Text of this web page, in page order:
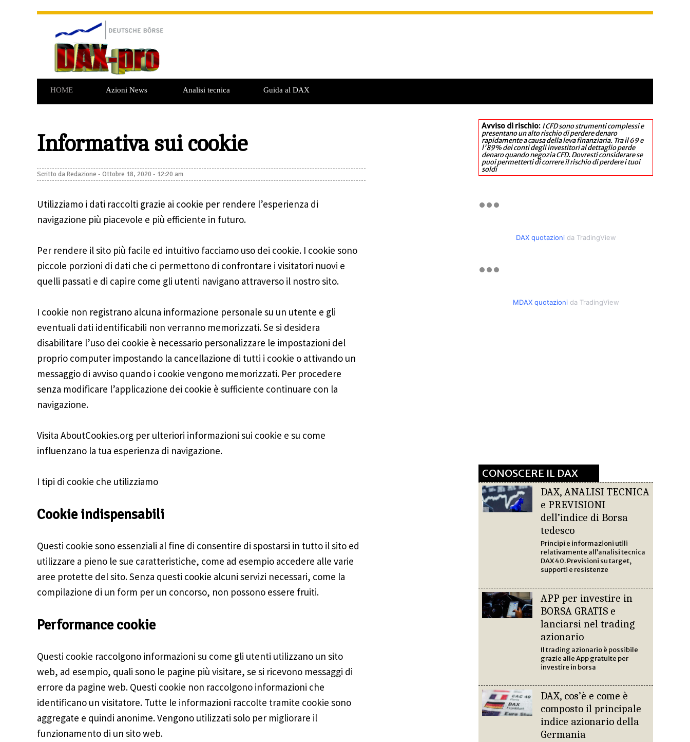
HOME Azioni News Analisi tecnica Guida al DAX
Informativa sui cookie
Scritto daRedazione - Ottobre 18, 2020 - 12:20 am
Utilizziamo i dati raccolti grazie ai cookie per rendere l’esperienza di
navigazione più piacevole e più efficiente in futuro.
Per rendere il sito più facile ed intuitivo facciamo uso dei cookie. I cookie sono
piccole porzioni di dati che ci permettono di confrontare i visitatori nuovi e
quelli passati e di capire come gli utenti navigano attraverso il nostro sito.
I cookie non registrano alcuna informazione personale su un utente e gli
eventuali dati identificabili non verranno memorizzati. Se si desidera
disabilitare l’uso dei cookie è necessario personalizzare le impostazioni del
proprio computer impostando la cancellazione di tutti i cookie o attivando un
messaggio di avviso quando i cookie vengono memorizzati. Per procedere
senza modificare l’applicazione dei cookie è sufficiente continuare con la
navigazione.
Visita AboutCookies.org per ulteriori informazioni sui cookie e su come
influenzano la tua esperienza di navigazione.
I tipi di cookie che utilizziamo
Cookie indispensabili
Questi cookie sono essenziali al fine di consentire di spostarsi in tutto il sito ed
utilizzare a pieno le sue caratteristiche, come ad esempio accedere alle varie
aree protette del sito. Senza questi cookie alcuni servizi necessari, come la
compilazione di un form per un concorso, non possono essere fruiti.
Performance cookie
Questi cookie raccolgono informazioni su come gli utenti utilizzano un sito
web, ad esempio, quali sono le pagine più visitare, se si ricevono messaggi di
errore da pagine web. Questi cookie non raccolgono informazioni che
identificano un visitatore. Tutte le informazioni raccolte tramite cookie sono
aggregate e quindi anonime. Vengono utilizzati solo per migliorare il
funzionamento di un sito web.
Avviso di rischio: I CFD sono strumenti complessi e
presentano un alto rischio di perdere denaro
rapidamente a causa della leva finanziaria. Tra il 69 e
l'89% dei conti degli investitori al dettaglio perde
denaro quando negozia CFD. Dovresti considerare se
puoi permetterti di correre il rischio di perdere i tuoi
soldi
DAX quotazionida TradingView
MDAX quotazionida TradingView
CONOSCERE IL DAX
DAX, ANALISI TECNICA
e PREVISIONI
dell’indice di Borsa
tedesco
Principi e informazioni utili
relativamente all’analisi tecnica
DAX 40. Previsioni su target,
supporti e resistenze
APP per investire in
BORSA GRATIS e
lanciarsi nel trading
azionario
Il trading azionario è possibile
grazie alle App gratuite per
investire in borsa
DAX, cos’è e come è
composto il principale
indice azionario della
Germania